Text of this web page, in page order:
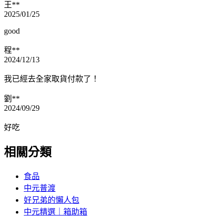
王**
2025/01/25
good
程**
2024/12/13
我已經去全家取貨付款了！
劉**
2024/09/29
好吃
相關分類
食品
中元普渡
好兄弟的懶人包
中元精選｜箱助箱